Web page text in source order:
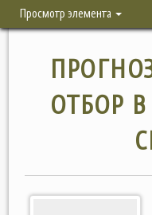
Просмотр элемента
ОТБОР